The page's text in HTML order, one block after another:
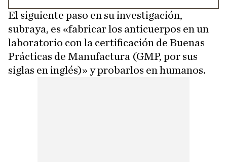
El siguiente paso en su investigación,
subraya, es «fabricar los anticuerpos en un
laboratorio con la certificación de Buenas
Prácticas de Manufactura (GMP, por sus
siglas en inglés)» y probarlos en humanos.